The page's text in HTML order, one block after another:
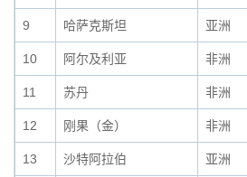
9 哈萨克斯坦 亚洲
10 阿尔及利亚 非洲
11 苏丹 非洲
12 刚果（金） 非洲
13 沙特阿拉伯 亚洲